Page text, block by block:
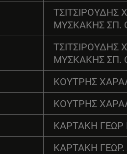
ΤΣΙΤΣΙΡΟΥΔΗΣ
ΜΥΣΚΑΚΗΣ ΣΠ.
ΤΣΙΤΣΙΡΟΥΔΗΣ
ΜΥΣΚΑΚΗΣ ΣΠ.
ΚΟΥΤΡΗΣ
ΚΟΥΤΡΗΣ
ΚΑΡΤΑΚΗ ΓΕΩΡ
ΚΑΡΤΑΚΗ ΓΕΩΡ.